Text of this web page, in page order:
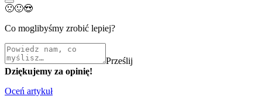
🙁🙂😍
Co moglibyśmy zrobić lepiej?
Prześlij
Dziękujemy za opinię!
Oceń artykuł